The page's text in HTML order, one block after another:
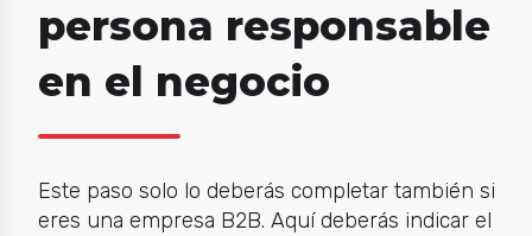
persona responsable
en el negocio
Este paso solo lo deberás completar también si
eres una empresa B2B. Aquí deberás indicar el